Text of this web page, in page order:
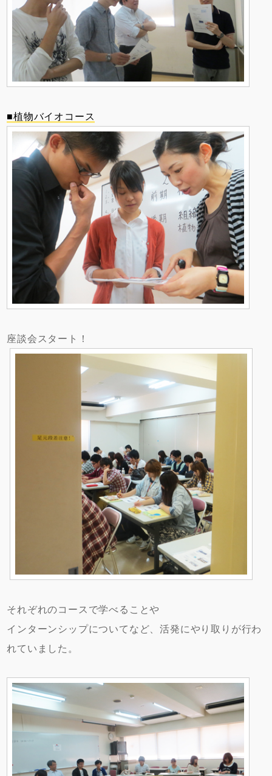
■植物バイオコース
座談会スタート！
それぞれのコースで学べることや
インターンシップについてなど、活発にやり取りが行わ
れていました。